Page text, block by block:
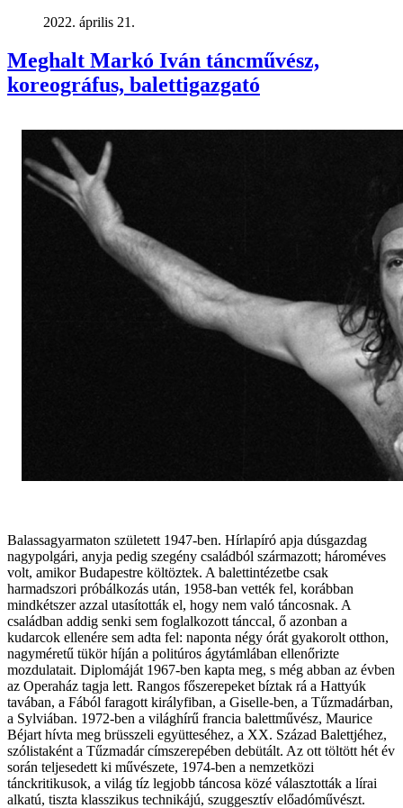
2022. április 21.
Meghalt Markó Iván táncművész,
koreográfus, balettigazgató
Balassagyarmaton született 1947-ben. Hírlapíró apja dúsgazdag
nagypolgári, anyja pedig szegény családból származott; hároméves
volt, amikor Budapestre költöztek. A balettintézetbe csak
harmadszori próbálkozás után, 1958-ban vették fel, korábban
mindkétszer azzal utasították el, hogy nem való táncosnak. A
családban addig senki sem foglalkozott tánccal, ő azonban a
kudarcok ellenére sem adta fel: naponta négy órát gyakorolt otthon,
nagyméretű tükör híján a politúros ágytámlában ellenőrizte
mozdulatait. Diplomáját 1967-ben kapta meg, s még abban az évben
az Operaház tagja lett. Rangos főszerepeket bíztak rá a Hattyúk
tavában, a Fából faragott királyfiban, a Giselle-ben, a Tűzmadárban,
a Sylviában. 1972-ben a világhírű francia balettművész, Maurice
Béjart hívta meg brüsszeli együtteséhez, a XX. Század Balettjéhez,
szólistaként a Tűzmadár címszerepében debütált. Az ott töltött hét év
során teljesedett ki művészete, 1974-ben a nemzetközi
tánckritikusok, a világ tíz legjobb táncosa közé választották a lírai
alkatú, tiszta klasszikus technikájú, szuggesztív előadóművészt.